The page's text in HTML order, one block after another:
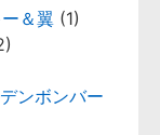
＆翼 (1)
ンボンバー